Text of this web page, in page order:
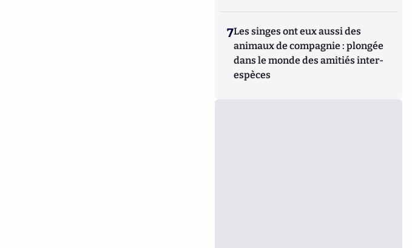
7Les singes ont eux aussi des
animaux de compagnie : plongée
dans le monde des amitiés inter-
espèces